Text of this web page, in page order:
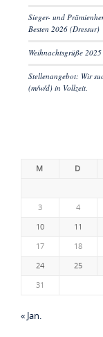
Sieger- und
Besten 2026 (Dressur)
Weihnachtsgrüße 2025
Stellenangebot: Wir
(m/w/d) in Vollzeit.
M D
3 4
10 11
17 18
24 25
31
« Jan.